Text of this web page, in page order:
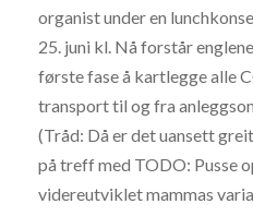
organist under en
25. juni kl. Nå forstår
første fase å kartlegge alle
transport til og fra
(Tråd: Då er det uansett
på treff med TODO: Pusse
videreutviklet mammas